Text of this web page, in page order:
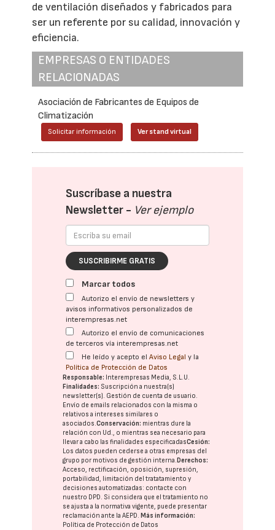
de ventilación diseñados y fabricados para
ser un referente por su calidad, innovación y
eficiencia.
EMPRESAS O ENTIDADES
RELACIONADAS
Asociación de Fabricantes de Equipos de
Climatización
Solicitar información Ver stand virtual
Suscríbase a nuestra
Newsletter - Ver ejemplo
SUSCRIBIRME GRATIS
Marcar todos
Autorizo el envío de newsletters y
avisos informativos personalizados de
interempresas.net
Autorizo el envío de comunicaciones
de terceros vía interempresas.net
He leído y acepto elAviso Legal y la
Política de Protección de Datos
Responsable: Interempresas Media, S.L.U.
Finalidades: Suscripción a nuestra(s)
newsletter(s). Gestión de cuenta de usuario.
Envío de emails relacionados con la misma o
relativos a intereses similares o
asociados.Conservación: mientras dure la
relación con Ud., o mientras sea necesario para
llevar a cabo las finalidades especificadasCesión:
Los datos pueden cederse a otras empresas del
grupo por motivos de gestión interna. Derechos:
Acceso, rectificación, oposición, supresión,
portabilidad, limitación del tratatamiento y
decisiones automatizadas: contacte con
nuestro DPD. Si considera que el tratamiento no
se ajusta a la normativa vigente, puede presentar
reclamación ante laAEPD. Más información:
Política de Protección de Datos